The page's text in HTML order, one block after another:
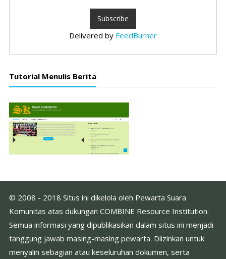
Delivered by FeedBurner
Tutorial Menulis Berita
© 2008 - 2018 Situs ini dikelola oleh Pewarta Suara
Komunitas atas dukungan COMBINE Resource Institution.
Semua informasi yang dipublikasikan dalam situs ini menjadi
tanggung jawab masing-masing pewarta. Diizinkan untuk
menyalin sebagian atau keseluruhan dokumen, serta